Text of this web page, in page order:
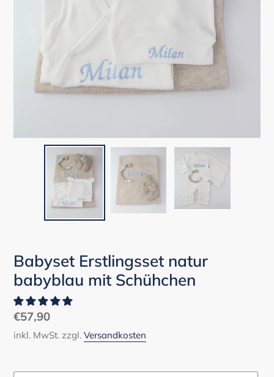
Babyset Erstlingsset natur
babyblau mit Schühchen
Normaler
Preis
€57,90
inkl. MwSt. zzgl. Versandkosten